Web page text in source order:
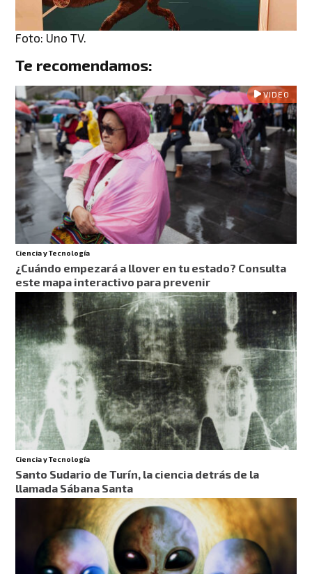
Foto: Uno TV.
Te recomendamos:
VIDEO
Ciencia y Tecnología
¿Cuándo empezará a llover en tu estado? Consulta
este mapa interactivo para prevenir
Ciencia y Tecnología
Santo Sudario de Turín, la ciencia detrás de la
llamada Sábana Santa